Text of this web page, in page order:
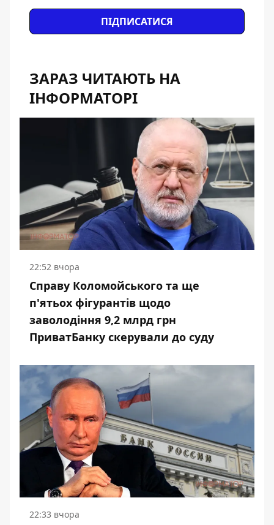
ПІДПИСАТИСЯ
ЗАРАЗ ЧИТАЮТЬ НА
ІНФОРМАТОРІ
22:52 вчора
Справу Коломойського та ще
п'ятьох фігурантів щодо
заволодіння 9,2 млрд грн
ПриватБанку скерували до суду
22:33 вчора